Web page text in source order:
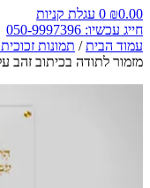
₪0.00
0 עגלת קניות
חייג עכשיו: 050-9997396
עמוד הבית/ תמונות
מזמור לתודה בכיתוב זהב